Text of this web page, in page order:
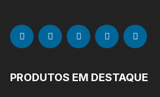
PRODUTOS EM DESTAQUE